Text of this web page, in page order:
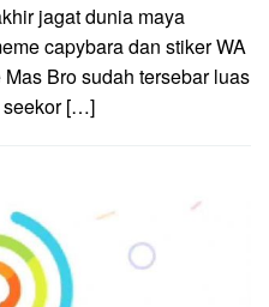
jagat dunia maya
capybara dan stiker WA
Bro sudah tersebar luas
seekor […]